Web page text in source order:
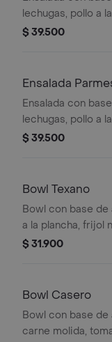
lechugas, pollo a
cebolla encurtida,
$ 39.500
Ensalada
Ensalada con
lechugas, pollo a
picado, tomate,
$ 39.500
Bowl Texano
Bowl con base de
a la plancha, frijol
pico de gallo y
$ 31.900
Bowl Casero
Bowl con base de
carne molida,